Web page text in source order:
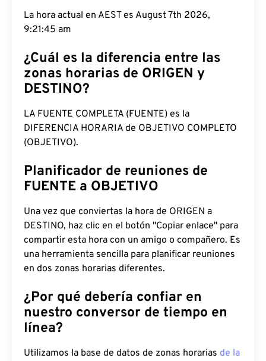
La hora actual en AEST es August 7th 2026,
9:21:45 am
¿Cuál es la diferencia entre las
zonas horarias de ORIGEN y
DESTINO?
LA FUENTE COMPLETA (FUENTE) es la
DIFERENCIA HORARIA de OBJETIVO COMPLETO
(OBJETIVO).
Planificador de reuniones de
FUENTE a OBJETIVO
Una vez que conviertas la hora de ORIGEN a
DESTINO, haz clic en el botón "Copiar enlace" para
compartir esta hora con un amigo o compañero. Es
una herramienta sencilla para planificar reuniones
en dos zonas horarias diferentes.
¿Por qué debería confiar en
nuestro conversor de tiempo en
línea?
Utilizamos la base de datos de zonas horarias de la